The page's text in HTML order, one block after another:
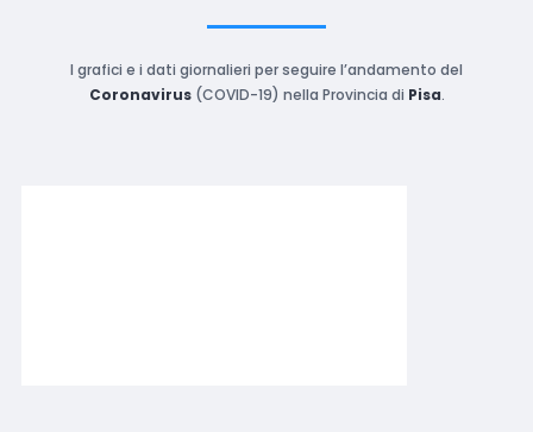
I grafici e i dati giornalieri per seguire l’andamento del
Coronavirus(COVID-19) nella Provincia di Pisa.